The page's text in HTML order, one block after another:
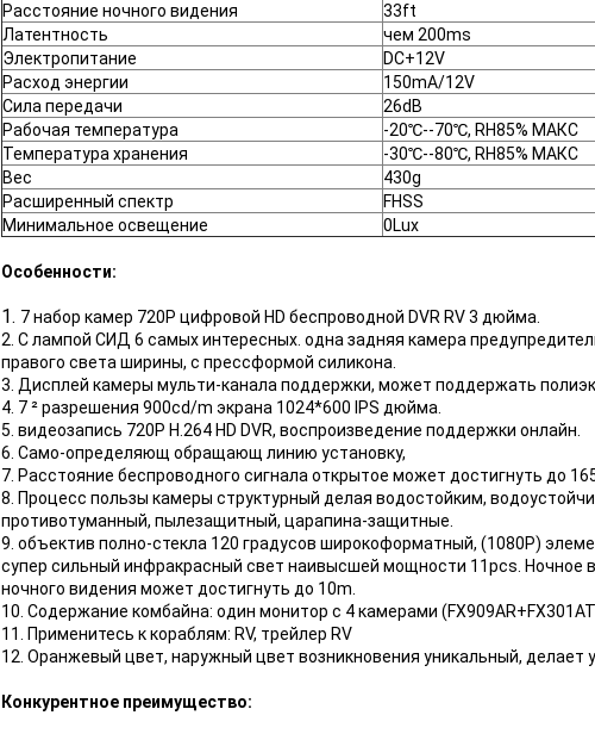
Расстояние ночного видения
33ft
Латентность
чем 200ms
Электропитание
DC+12V
Расход энергии
150mA/12V
Сила передачи
26dB
Рабочая температура
-20℃--70℃, RH85% МАКС
Температура хранения
-30℃--80℃, RH85% МАКС
Вес
430g
Расширенный спектр
FHSS
Минимальное освещение
0Lux
Особенности:
1. 7 набор камер 720P цифровой HD беспроводной DVR RV 3 дюйма.
2. С лампой СИД 6 самых интересных. одна задняя камера
правого света ширины, с прессформой силикона.
3. Дисплей камеры мульти-канала поддержки, может поддержать
4. 7 ² разрешения 900cd/m экрана 1024*600 IPS дюйма.
5. видеозапись 720P H.264 HD DVR, воспроизведение поддержки онлайн.
6. Само-определяющ обращающ линию установку,
7. Расстояние беспроводного сигнала открытое может достигнуть до
8. Процесс пользы камеры структурный делая водостойким,
противотуманный, пылезащитный, царапина-защитные.
9. объектив полно-стекла 120 градусов широкоформатный, (1080P)
супер сильный инфракрасный свет наивысшей мощности 11pcs. Ночное
ночного видения может достигнуть до 10m.
10. Содержание комбайна: один монитор с 4 камерами
11. Применитесь к кораблям: RV, трейлер RV
12. Оранжевый цвет, наружный цвет возникновения уникальный, делает
Конкурентное преимущество: